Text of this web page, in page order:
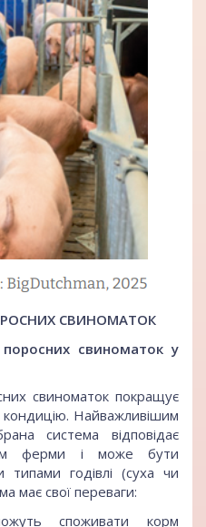
СВИНОМАТОК
свиноматок у
свиноматок покращує
кондицію. Найважливішим
система відповідає
ферми і може бути
типами годівлі (суха чи
має свої переваги:
споживати корм